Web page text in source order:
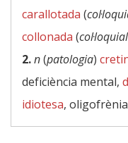
carallotada (
collonada (col·loquial
2.n(patologia)
deficiència mental,
idiotesa, oligofrènia